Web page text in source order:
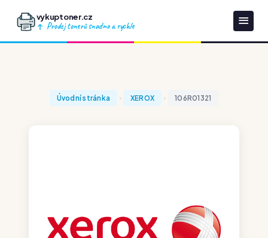
vykuptoner.cz
Prodej tonerů snadno a rychle
Úvodní stránka XEROX 106R01321